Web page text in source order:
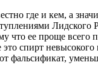
где и кем, а
что ее проще
спирт